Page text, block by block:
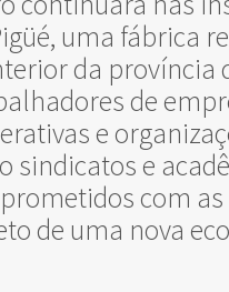
uma fábrica
da província
de
e
sindicatos e
com
de uma nova